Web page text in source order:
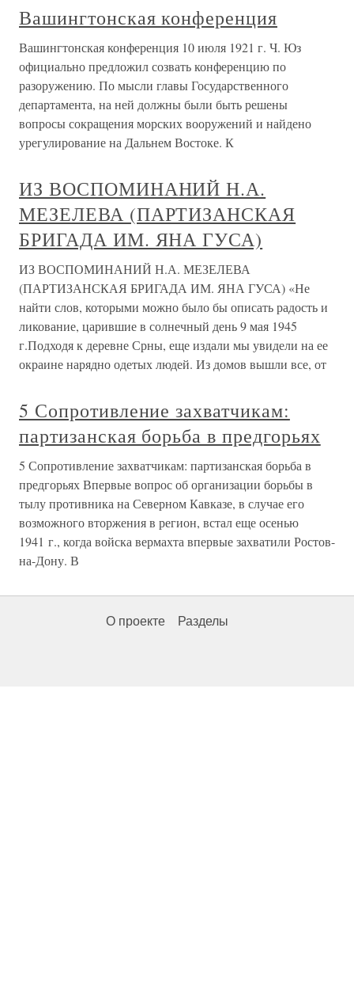
Вашингтонская конференция
Вашингтонская конференция 10 июля 1921 г. Ч. Юз
официально предложил созвать конференцию по
разоружению. По мысли главы Государственного
департамента, на ней должны были быть решены
вопросы сокращения морских вооружений и найдено
урегулирование на Дальнем Востоке. К
ИЗ ВОСПОМИНАНИЙ Н.А.
МЕЗЕЛЕВА (ПАРТИЗАНСКАЯ
БРИГАДА ИМ. ЯНА ГУСА)
ИЗ ВОСПОМИНАНИЙ Н.А. МЕЗЕЛЕВА
(ПАРТИЗАНСКАЯ БРИГАДА ИМ. ЯНА ГУСА) «Не
найти слов, которыми можно было бы описать радость и
ликование, царившие в солнечный день 9 мая 1945
г.Подходя к деревне Срны, еще издали мы увидели на ее
окраине нарядно одетых людей. Из домов вышли все, от
5 Сопротивление захватчикам:
партизанская борьба в предгорьях
5 Сопротивление захватчикам: партизанская борьба в
предгорьях Впервые вопрос об организации борьбы в
тылу противника на Северном Кавказе, в случае его
возможного вторжения в регион, встал еще осенью
1941 г., когда войска вермахта впервые захватили Ростов-
на-Дону. В
О проекте Разделы